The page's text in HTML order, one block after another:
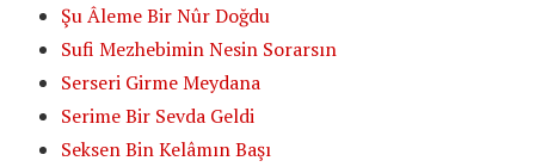
Şu Âleme Bir Nûr Doğdu
Sufi Mezhebimin Nesin Sorarsın
Serseri Girme Meydana
Serime Bir Sevda Geldi
Seksen Bin Kelâmın Başı